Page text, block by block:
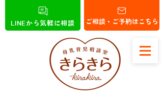
ご相談・ご予約はこちら
LINEから気軽に相談